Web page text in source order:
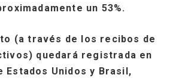
un 53%.
(a través de los recibos de
quedará registrada en
Estados Unidos y Brasil,